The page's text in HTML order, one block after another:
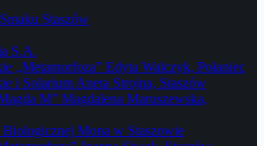
Staszów
S.A.
„Metamorfoza” Edyta Walczyk, Połaniec
i Solarium Aneta Strojna, Staszów
M” Magdalena Maruszewska,
Mona w Staszowie